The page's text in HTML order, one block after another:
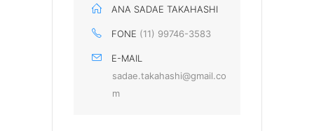
ANA SADAE TAKAHASHI
FONE (11) 99746-3583
E-MAIL
sadae.takahashi@gmail.co
m